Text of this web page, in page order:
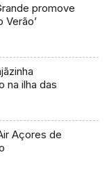
promove
Verão’
na ilha das
Açores de